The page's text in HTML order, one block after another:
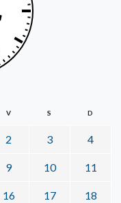
V S D
2 3 4
9 10 11
16 17 18